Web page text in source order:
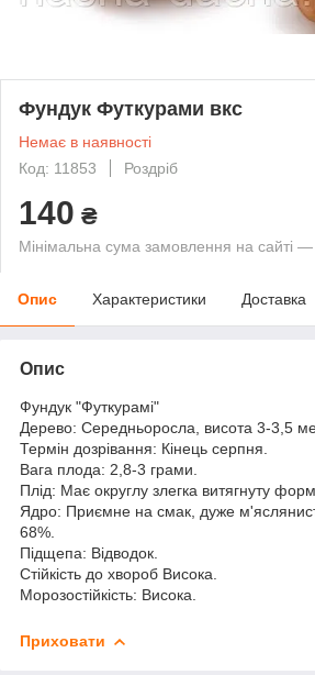
Фундук Футкурами вкс
Немає в наявності
Код: 11853
Роздріб
140 ₴
Мінімальна сума замовлення на сайті
Опис Характеристики Доставка
Опис
Фундук "Футкурамі"
Дерево: Середньоросла, висота 3-3,5
Термін дозрівання: Кінець серпня.
Вага плода: 2,8-3 грами.
Плід: Має округлу злегка витягнуту
Ядро: Приємне на смак, дуже
68%.
Підщепа: Відводок.
Стійкість до хвороб Висока.
Морозостійкість: Висока.
Приховати